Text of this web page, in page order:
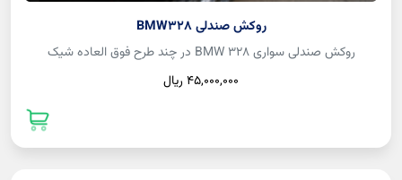
روکش صندلی BMW328
روکش صندلی سواری BMW 328 در چند طرح فوق العاده شیک
45,000,000 ريال